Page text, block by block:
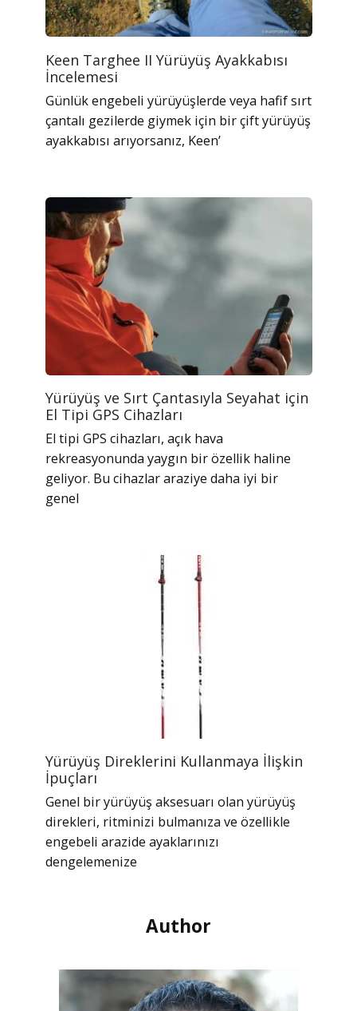
Keen Targhee II Yürüyüş Ayakkabısı
İncelemesi
Günlük engebeli yürüyüşlerde veya hafif sırt
çantalı gezilerde giymek için bir çift yürüyüş
ayakkabısı arıyorsanız, Keen’
Yürüyüş ve Sırt Çantasıyla Seyahat için
El Tipi GPS Cihazları
El tipi GPS cihazları, açık hava
rekreasyonunda yaygın bir özellik haline
geliyor. Bu cihazlar araziye daha iyi bir
genel
Yürüyüş Direklerini Kullanmaya İlişkin
İpuçları
Genel bir yürüyüş aksesuarı olan yürüyüş
direkleri, ritminizi bulmanıza ve özellikle
engebeli arazide ayaklarınızı
dengelemenize
Author